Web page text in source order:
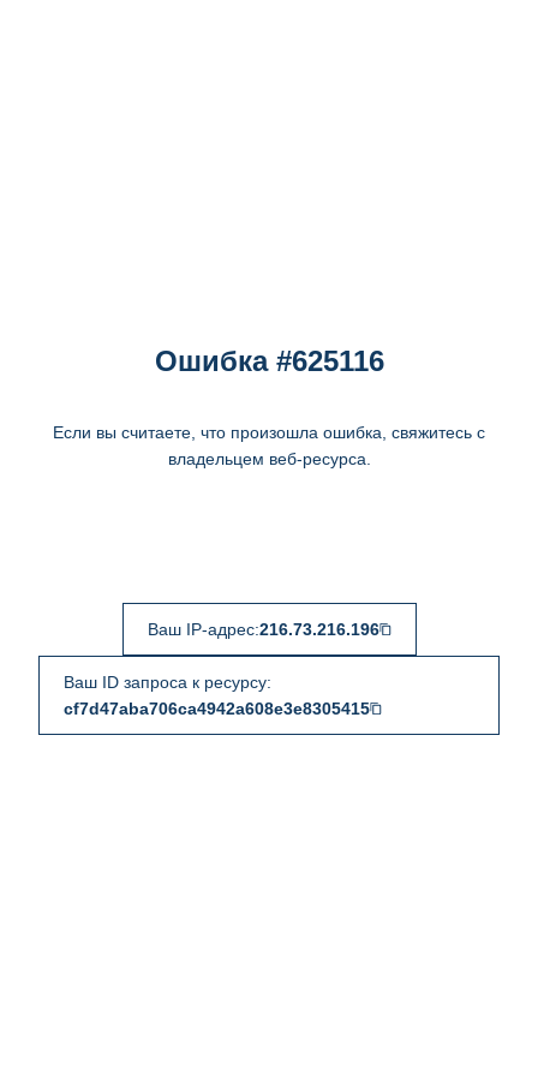
Ошибка #625116
Если вы считаете, что произошла ошибка, свяжитесь с
владельцем веб-ресурса.
Ваш IP-адрес:216.73.216.196
Ваш ID запроса к ресурсу:
cf7d47aba706ca4942a608e3e8305415